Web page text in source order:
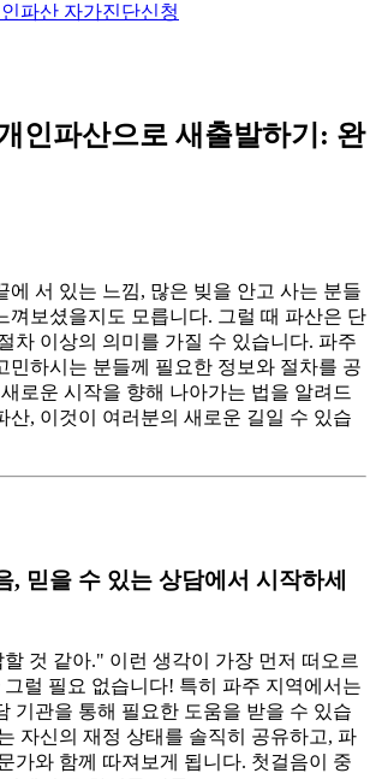
파산 자가진단신청
인파산으로 새출발하기: 완
에 서 있는 느낌, 많은 빚을 안고 사는 분들
껴보셨을지도 모릅니다. 그럴 때 파산은 단
차 이상의 의미를 가질 수 있습니다. 파주
민하시는 분들께 필요한 정보와 절차를 공
로운 시작을 향해 나아가는 법을 알려드
산, 이것이 여러분의 새로운 길일 수 있습
, 믿을 수 있는 상담에서 시작하세
것 같아." 이런 생각이 가장 먼저 떠오르
그럴 필요 없습니다! 특히 파주 지역에서는
기관을 통해 필요한 도움을 받을 수 있습
자신의 재정 상태를 솔직히 공유하고, 파
가와 함께 따져보게 됩니다. 첫걸음이 중